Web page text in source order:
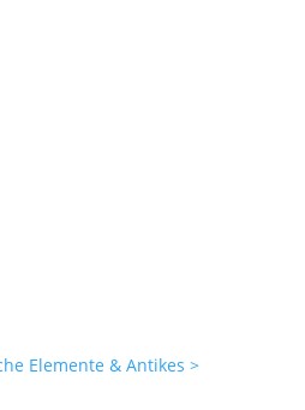
Elemente & Antikes >